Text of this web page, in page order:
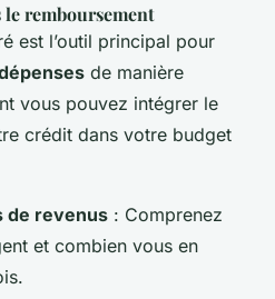
remboursement
est l’outil principal pour
de manière
vous pouvez intégrer le
crédit dans votre budget
de revenus : Comprenez
et combien vous en